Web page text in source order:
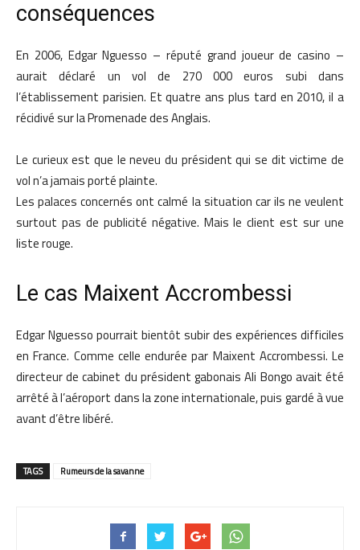
conséquences
En 2006, Edgar Nguesso – réputé grand joueur de casino –
aurait déclaré un vol de 270 000 euros subi dans
l’établissement parisien. Et quatre ans plus tard en 2010, il a
récidivé sur la Promenade des Anglais.
Le curieux est que le neveu du président qui se dit victime de
vol n’a jamais porté plainte.
Les palaces concernés ont calmé la situation car ils ne veulent
surtout pas de publicité négative. Mais le client est sur une
liste rouge.
Le cas Maixent Accrombessi
Edgar Nguesso pourrait bientôt subir des expériences difficiles
en France. Comme celle endurée par Maixent Accrombessi. Le
directeur de cabinet du président gabonais Ali Bongo avait été
arrêté à l’aéroport dans la zone internationale, puis gardé à vue
avant d’être libéré.
TAGS Rumeurs de la savanne